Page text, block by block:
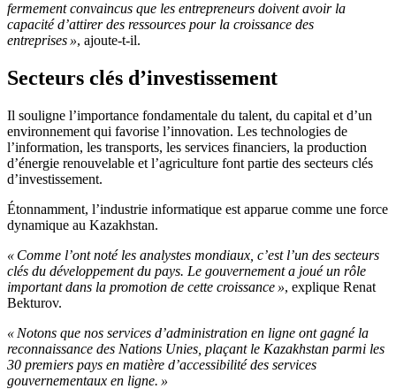
fermement convaincus que les entrepreneurs doivent avoir la
capacité d’attirer des ressources pour la croissance des
entreprises », ajoute-t-il.
Secteurs clés d’investissement
Il souligne l’importance fondamentale du talent, du capital et d’un
environnement qui favorise l’innovation. Les technologies de
l’information, les transports, les services financiers, la production
d’énergie renouvelable et l’agriculture font partie des secteurs clés
d’investissement.
Étonnamment, l’industrie informatique est apparue comme une force
dynamique au Kazakhstan.
« Comme l’ont noté les analystes mondiaux, c’est l’un des secteurs
clés du développement du pays. Le gouvernement a joué un rôle
important dans la promotion de cette croissance », explique Renat
Bekturov.
« Notons que nos services d’administration en ligne ont gagné la
reconnaissance des Nations Unies, plaçant le Kazakhstan parmi les
30 premiers pays en matière d’accessibilité des services
gouvernementaux en ligne. »